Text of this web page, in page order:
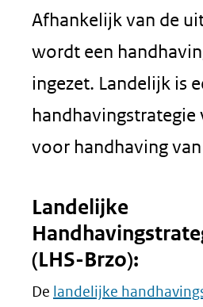
Afhankelijk van de
wordt een
ingezet. Landelijk is
handhavingstrategie
voor handhaving
Landelijke
(LHS-Brzo):
De landelijke